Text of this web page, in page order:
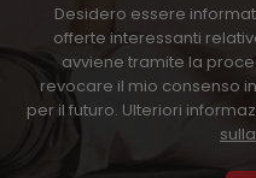
Desidero essere
offerte interessanti
avviene tramite la
revocare il mio consenso
per il futuro. Ulteriori